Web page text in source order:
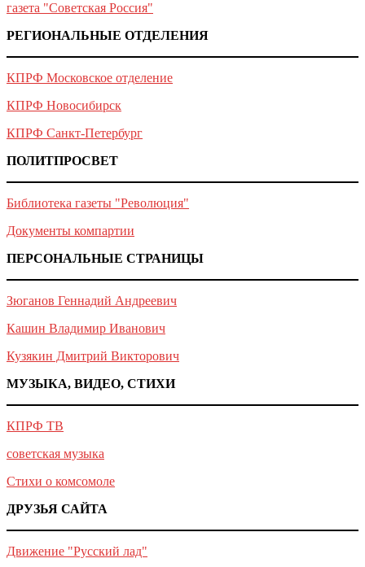
газета "Советская Россия"
РЕГИОНАЛЬНЫЕ ОТДЕЛЕНИЯ
КПРФ Московское отделение
КПРФ Новосибирск
КПРФ Санкт-Петербург
ПОЛИТПРОСВЕТ
Библиотека газеты "Революция"
Документы компартии
ПЕРСОНАЛЬНЫЕ СТРАНИЦЫ
Зюганов Геннадий Андреевич
Кашин Владимир Иванович
Кузякин Дмитрий Викторович
МУЗЫКА, ВИДЕО, СТИХИ
КПРФ ТВ
советская музыка
Стихи о комсомоле
ДРУЗЬЯ САЙТА
Движение "Русский лад"